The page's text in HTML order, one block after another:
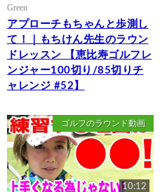
Green
アプローチもちゃんと歩測し
て！｜もちけん先生のラウン
ドレッスン 【恵比寿ゴルフレ
ンジャー100切り/85切りチ
ャレンジ #52】
ゴルフのラウンド動画
10:12